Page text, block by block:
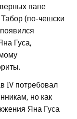
папе
(по-чешски
Гуса,
IV потребовал
но как
Яна Гуса